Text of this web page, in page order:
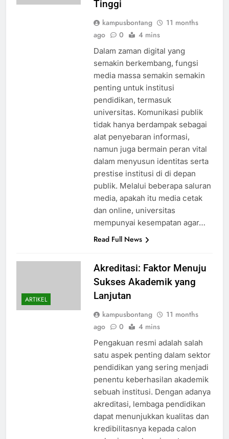
Tinggi
kampusbontang
11 months
ago
0 4 mins
Dalam zaman digital yang
semakin berkembang, fungsi
media massa semakin semakin
penting untuk institusi
pendidikan, termasuk
universitas. Komunikasi publik
tidak hanya berdampak sebagai
alat penyebaran informasi,
namun juga bermain peran vital
dalam menyusun identitas serta
prestise institusi di di depan
publik. Melalui beberapa saluran
media, apakah itu media cetak
dan online, universitas
mempunyai kesempatan agar…
Read Full News
ARTIKEL
Akreditasi: Faktor Menuju
Sukses Akademik yang
Lanjutan
kampusbontang
11 months
ago
0 4 mins
Pengakuan resmi adalah salah
satu aspek penting dalam sektor
pendidikan yang sering menjadi
penentu keberhasilan akademik
sebuah institusi. Dengan adanya
akreditasi, lembaga pendidikan
dapat menunjukkan kualitas dan
kredibilitasnya kepada calon